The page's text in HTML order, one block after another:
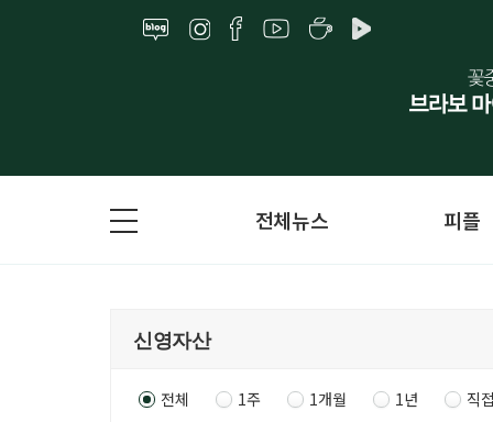
전체뉴스 피플
전체 1주 1개월 1년 직